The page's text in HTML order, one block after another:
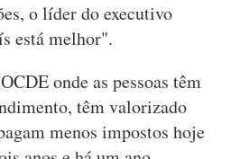
o líder do executivo
está melhor".
onde as pessoas têm
têm valorizado
menos impostos hoje